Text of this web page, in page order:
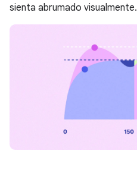
sienta abrumado visualmente.